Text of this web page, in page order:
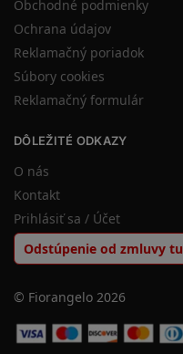
Obchodné podmienky
Ochrana údajov
Reklamačný poriadok
Súbory cookies
Reklamačný formulár
DÔLEŽITÉ ODKAZY
O nás
Kontakt
Prihlásiť sa / Účet
Odstúpenie od zmluvy tu
© Fiorangelo 2026